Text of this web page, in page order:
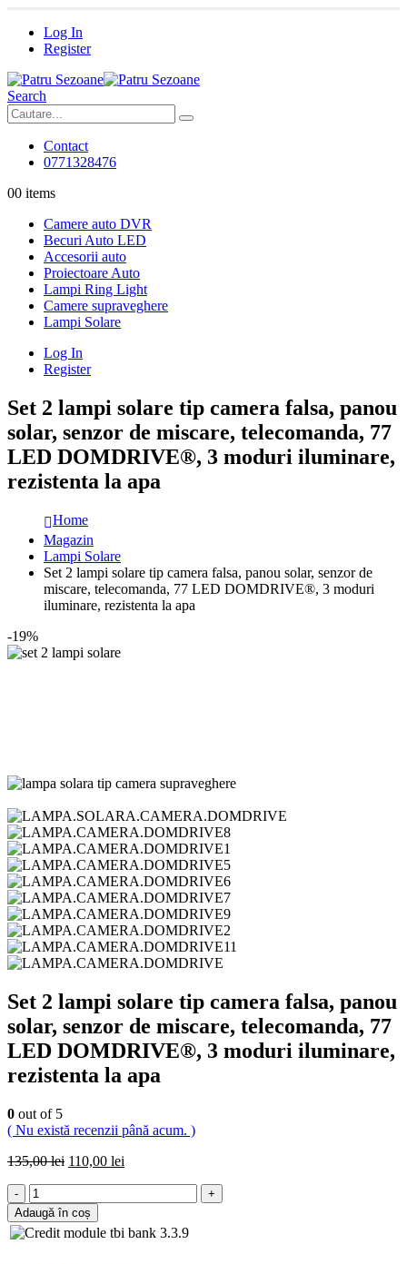
Log In
Register
Search
Contact
0771328476
00 items
Camere auto DVR
Becuri Auto LED
Accesorii auto
Proiectoare Auto
Lampi Ring Light
Camere supraveghere
Lampi Solare
Log In
Register
Set 2 lampi solare tip camera falsa, panou
solar, senzor de miscare, telecomanda, 77
LED DOMDRIVE®, 3 moduri iluminare,
rezistenta la apa
Home
Magazin
Lampi Solare
Set 2 lampi solare tip camera falsa, panou solar, senzor de
miscare, telecomanda, 77 LED DOMDRIVE®, 3 moduri
iluminare, rezistenta la apa
-19%
Set 2 lampi solare tip camera falsa, panou
solar, senzor de miscare, telecomanda, 77
LED DOMDRIVE®, 3 moduri iluminare,
rezistenta la apa
0 out of 5
( Nu există recenzii până acum. )
135,00lei 110,00 lei
-
+
Adaugă în coș